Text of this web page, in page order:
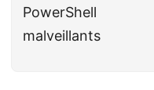
PowerShell
malveillants